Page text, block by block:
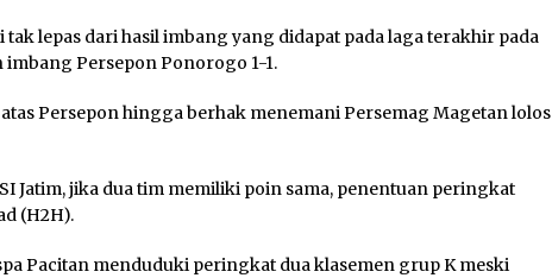
tak lepas dari hasil imbang yang didapat pada laga terakhir pada
imbang Persepon Ponorogo 1-1.
Persepon hingga berhak menemani Persemag Magetan lolos
Jatim, jika dua tim memiliki poin sama, penentuan peringkat
(H2H).
Pacitan menduduki peringkat dua klasemen grup K meski